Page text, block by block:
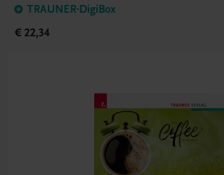
TRAUNER-DigiBox
€ 22,34